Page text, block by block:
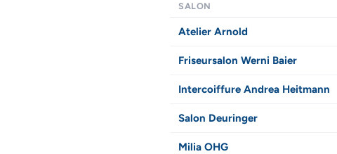
SALON
Atelier Arnold
Friseursalon Werni Baier
Intercoiffure Andrea Heitmann
Salon Deuringer
Milia OHG